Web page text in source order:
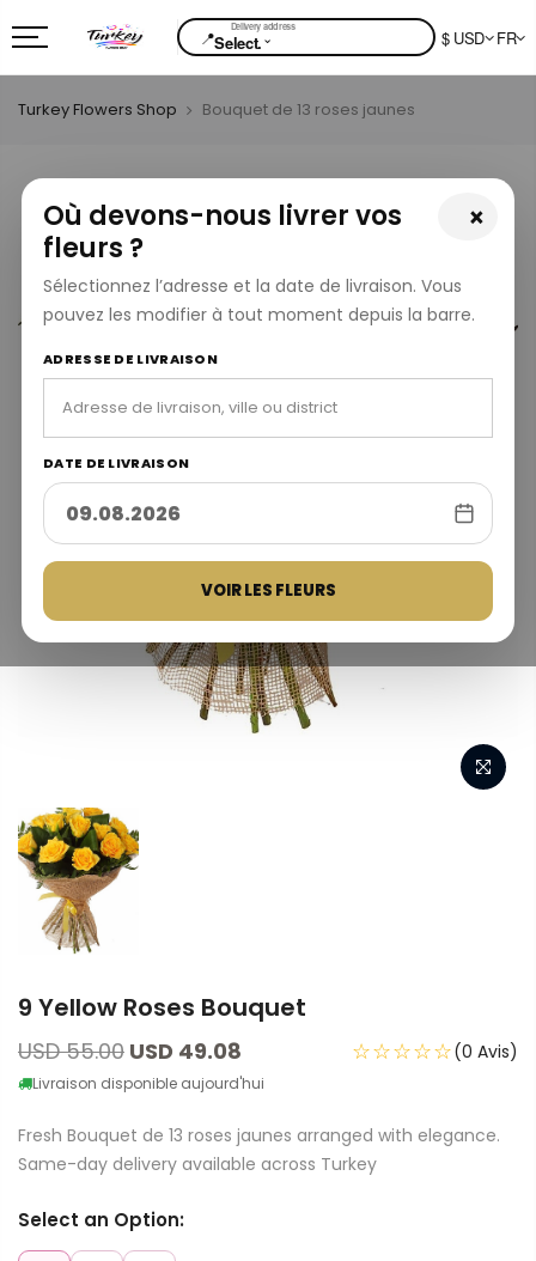
📍Select.⌄ $ USD FR
×
Où devons-nous livrer vos
fleurs ?
Sélectionnez l’adresse et la date de livraison. Vous
pouvez les modifier à tout moment depuis la barre.
ADRESSE DE LIVRAISON
DATE DE LIVRAISON
VOIR LES FLEURS
Turkey Flowers Shop Bouquet de 13 roses jaunes
9 Yellow Roses Bouquet
USD 55.00 USD 49.08
Livraison disponible aujourd'hui
☆☆☆☆☆(0 Avis)
Fresh Bouquet de 13 roses jaunes arranged with elegance.
Same-day delivery available across Turkey
Select an Option: